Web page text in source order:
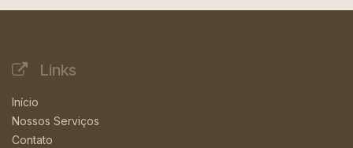
Links
Início
Nossos Serviços
Contato